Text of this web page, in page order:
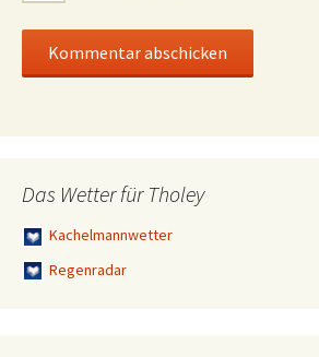
Das Wetter für Tholey
Kachelmannwetter
Regenradar